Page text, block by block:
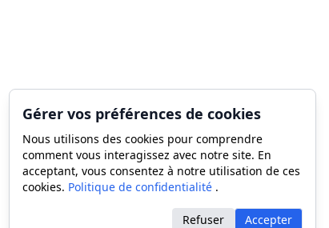
Gérer vos préférences de cookies
Nous utilisons des cookies pour comprendre
comment vous interagissez avec notre site. En
acceptant, vous consentez à notre utilisation de ces
cookies. Politique de confidentialité .
Refuser Accepter